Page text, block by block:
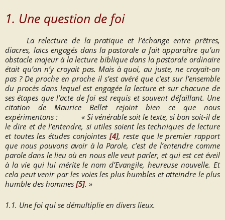
1. Une question de foi
La relecture de la pratique et l’échange entre prêtres,
diacres, laïcs engagés dans la pastorale a fait apparaître qu’un
obstacle majeur à la lecture biblique dans la pastorale ordinaire
était qu’on n’y croyait pas. Mais à quoi, au juste, ne croyait-on
pas ? De proche en proche il s’est avéré que c’est sur l’ensemble
du procès dans lequel est engagée la lecture et sur chacune de
ses étapes que l’acte de foi est requis et souvent défaillant. Une
citation de Maurice Bellet rejoint bien ce que nous
expérimentons :
« Si vénérable soit le texte, si bon soit-il de
le dire et de l’entendre, si utiles soient les techniques de lecture
et toutes les études conjointes [4], reste que le premier rapport
que nous pouvons avoir à la Parole, c’est de l’entendre comme
parole dans le lieu où en nous elle veut parler, et qui est cet éveil
à la vie qui lui mérite le nom d’Evangile, heureuse nouvelle. Et
cela peut venir par les voies les plus humbles et atteindre le plus
humble des hommes [5]. »
1.1. Une foi qui se démultiplie en divers lieux.